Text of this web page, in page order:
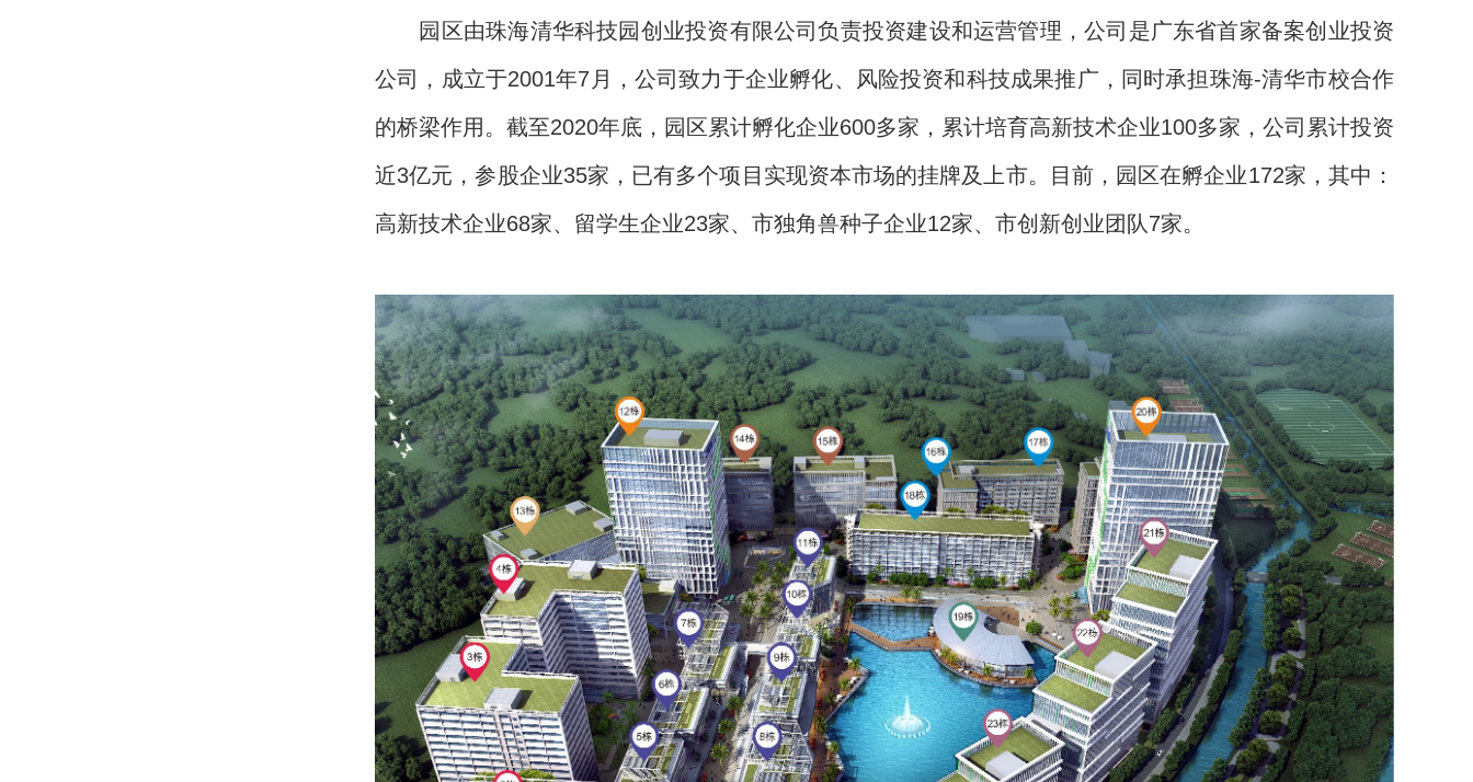
园区由珠海清华科技园创业投资有限公司负责投资建设和运营管理，公司是广东省首家备案创业投资
公司，成立于2001年7月，公司致力于企业孵化、风险投资和科技成果推广，同时承担珠海-清华市校合作
的桥梁作用。截至2020年底，园区累计孵化企业600多家，累计培育高新技术企业100多家，公司累计投资
近3亿元，参股企业35家，已有多个项目实现资本市场的挂牌及上市。目前，园区在孵企业172家，其中：
高新技术企业68家、留学生企业23家、市独角兽种子企业12家、市创新创业团队7家。